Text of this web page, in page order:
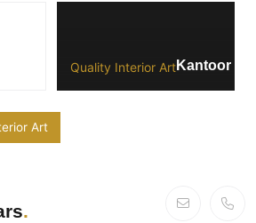
Quality Interior ArtKantoor
Art